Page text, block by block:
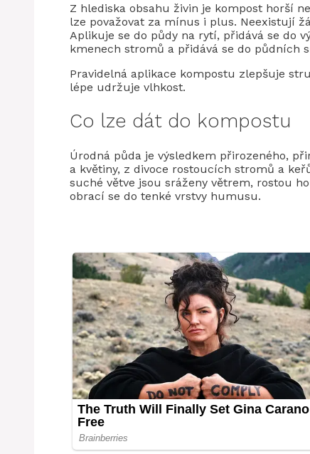
Z hlediska obsahu živin je kompost horší
lze považovat za mínus i plus. Neexistují
Aplikuje se do půdy na rytí, přidává se do
kmenech stromů a přidává se do půdních
Pravidelná aplikace kompostu zlepšuje
lépe udržuje vlhkost.
Co lze dát do kompostu
Úrodná půda je výsledkem přirozeného,
a květiny, z divoce rostoucích stromů a
suché větve jsou sráženy větrem, rostou
obrací se do tenké vrstvy humusu.